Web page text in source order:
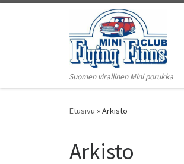
Suomen virallinen Mini porukka
Etusivu »Arkisto
Arkisto